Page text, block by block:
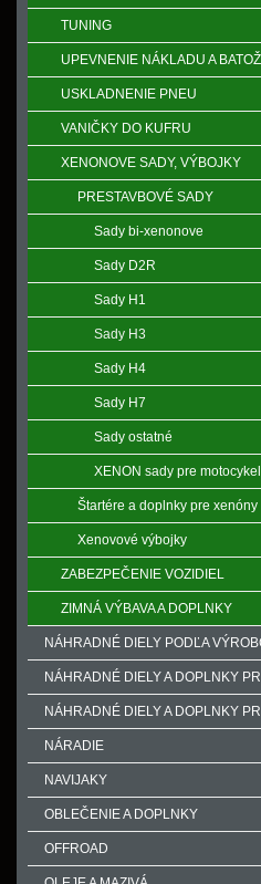
TUNING
UPEVNENIE NÁKLADU A
USKLADNENIE PNEU
VANIČKY DO KUFRU
XENONOVE SADY, VÝBOJKY
PRESTAVBOVÉ SADY
Sady bi-xenonove
Sady D2R
Sady H1
Sady H3
Sady H4
Sady H7
Sady ostatné
XENON sady pre motocykel
Štartére a doplnky pre xenóny
Xenovové výbojky
ZABEZPEČENIE VOZIDIEL
ZIMNÁ VÝBAVA A DOPLNKY
NÁHRADNÉ DIELY PODĽA
NÁHRADNÉ DIELY A DOPLNKY
NÁHRADNÉ DIELY A DOPLNKY
NÁRADIE
NAVIJAKY
OBLEČENIE A DOPLNKY
OFFROAD